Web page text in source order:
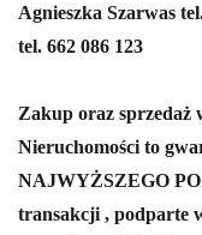
Agnieszka Szarwas
tel. 662 086 123
Zakup oraz sprzedaż
Nieruchomości to
NAJWYŻSZEGO
transakcji , podparte